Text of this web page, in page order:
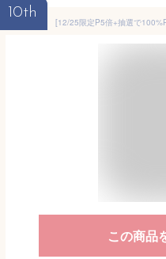
10th
この商品